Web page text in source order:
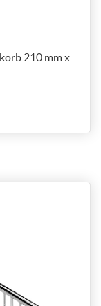
210 mm x